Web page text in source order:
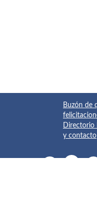
Buzón de
Directorio
y contacto